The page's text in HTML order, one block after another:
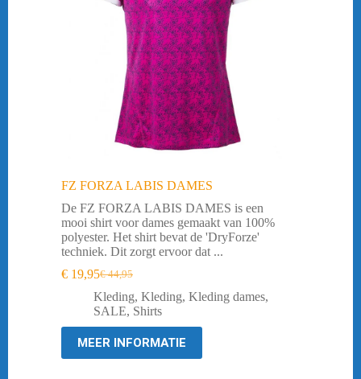
FZ FORZA LABIS DAMES
De FZ FORZA LABIS DAMES is een
mooi shirt voor dames gemaakt van 100%
polyester. Het shirt bevat de 'DryForze'
techniek. Dit zorgt ervoor dat ...
€44,95
Oorspronkelijke
prijs
was:
€ 44,95.
€ 19,95Huidige
prijs
is:
€ 19,95.
Kleding, Kleding, Kleding dames,
SALE, Shirts
MEER INFORMATIE